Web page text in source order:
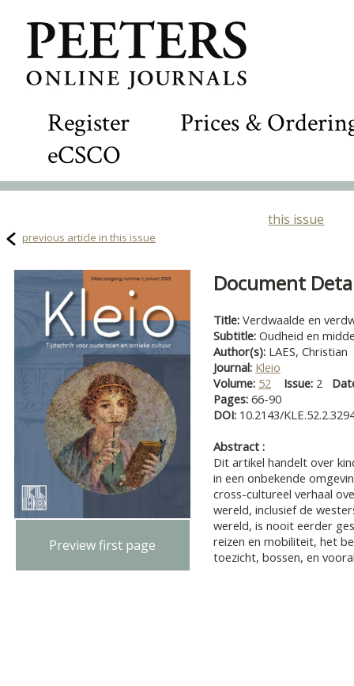
Register
Prices &
eCSCO
this issue
previous article in this issue
Preview first page
Document
Title: Verdwaalde en
Subtitle: Oudheid en
Author(s): LAES, Christian
Journal: Kleio
Volume: 52 Issue: 2
Pages: 66-90
DOI: 10.2143/
Abstract :
Dit artikel handelt over
in een onbekende
cross-cultureel verhaal
wereld, inclusief de
wereld, is nooit eerder
reizen en mobiliteit, het
toezicht, bossen, en